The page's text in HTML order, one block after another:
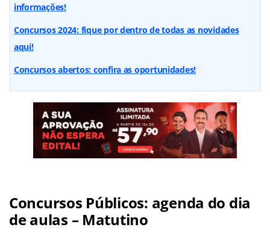
informações!
Concursos 2024: fique por dentro de todas as novidades
aqui!
Concursos abertos: confira as oportunidades!
Concursos Públicos: agenda do dia
de aulas – Matutino